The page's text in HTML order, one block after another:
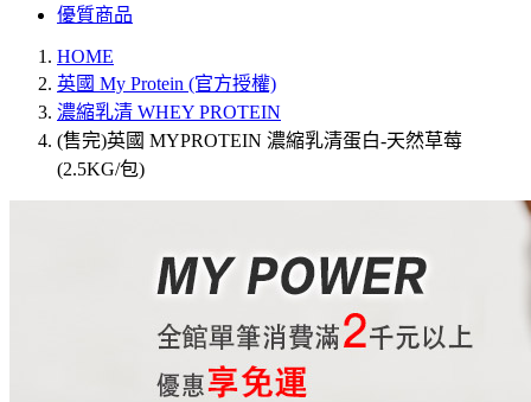
優質商品
HOME
英國 My Protein (官方授權)
濃縮乳清 WHEY PROTEIN
(售完)英國 MYPROTEIN 濃縮乳清蛋白-天然草莓
(2.5KG/包)